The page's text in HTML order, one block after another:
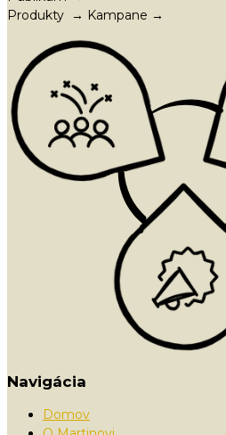
Produkty → Kampane →
Navigácia
Domov